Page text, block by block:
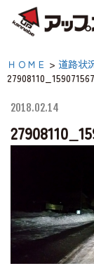
【公
庫県
ア・
夏のスキー場
神鍋高原キ
神鍋高原ア
宿泊案内
ＨＯＭＥ > 道路状
2018.02.14